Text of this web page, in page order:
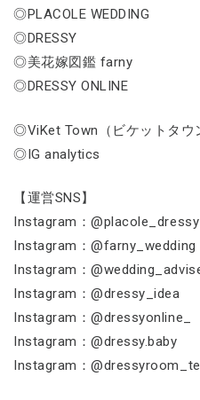
◎PLACOLE WEDDING
◎DRESSY
◎美花嫁図鑑 farny
◎DRESSY ONLINE
◎ViKet Town（ビケットタウ
◎IG analytics
【運営SNS】
Instagram：@placole_dressy
Instagram：@farny_wedding
Instagram：
Instagram：@dressy_idea
Instagram：@dressyonline_
Instagram：@dressy.baby
Instagram：